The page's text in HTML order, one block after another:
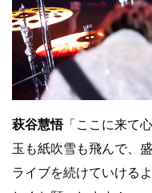
萩谷慧悟「ここに来て
玉も紙吹雪も飛んで、
ライブを続けていける